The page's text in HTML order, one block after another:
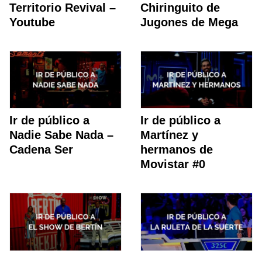
Territorio Revival –
Youtube
Chiringuito de
Jugones de Mega
Ir de público a
Nadie Sabe Nada –
Cadena Ser
Ir de público a
Martínez y
hermanos de
Movistar #0